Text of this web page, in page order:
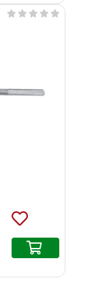
    